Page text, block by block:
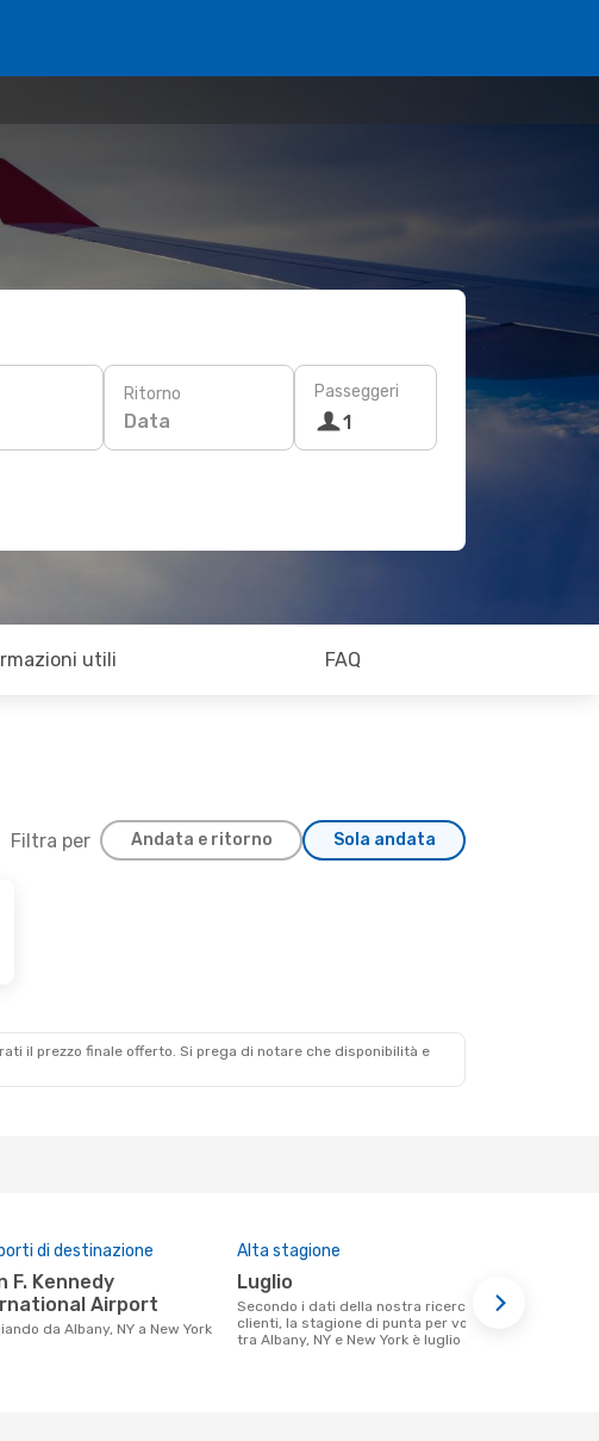
Ritorno
Data
Passeggeri
1
utili FAQ
Filtra per Andata e ritorno Sola andata
il ​​prezzo finale offerto. Si prega di notare che disponibilità e
di destinazione
Airport
da Albany, NY a New York
Alta stagione
luglio
Secondo i dati della nostra ricerca
clienti, la stagione di punta per volare
tra Albany, NY e New York è luglio .